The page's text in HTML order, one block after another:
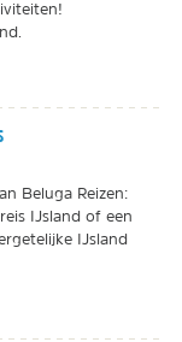
Beluga Reizen:
IJsland of een
IJsland